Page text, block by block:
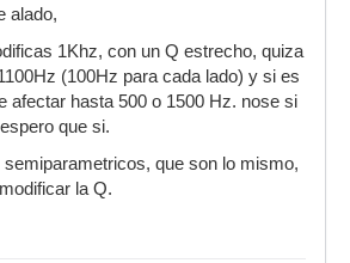
alado,
1Khz, con un Q estrecho, quiza
(100Hz para cada lado) y si es
afectar hasta 500 o 1500 Hz. nose si
que si.
semiparametricos, que son lo mismo,
la Q.